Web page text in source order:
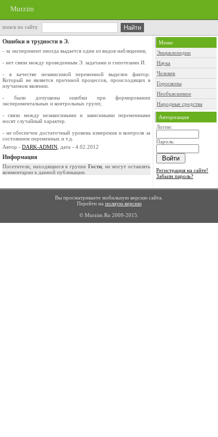
Murzim
поиск по сайту
Ошибки и трудности в Э.
- за эксперимент иногда выдается один из видов наблюдения;
- нет связи между проведенным Э. задачами и гипотезами И.
- в качестве независимой переменной выделен фактор.
Который не является причиной процессов, происходящих в
изучаемом явлении.
- были допущены ошибки при формировании
экспериментальных и контрольных групп;
- связи между независимыми и зависимыми переменными
носят случайный характер.
- не обеспечен достаточный уровень измерения и контроля за
состоянием переменных и т.д.
Автор - DARK-ADMIN , дата - 4.02.2012
Информация
Посетители, находящиеся в группе Гости, не могут оставлять
комментарии к данной публикации.
Меню
Энциклопедии
Наука
Человек
Гороскопы
Необъяснимое
Народные средства
Авторизация
Логин:
Пароль:
Регистрация на сайте!
Забыли пароль?
Вы просматриваете мобильную версию сайта.
Перейти на полную версию
© Murzim.Ru 2009-2015.